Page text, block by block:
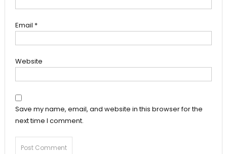
Email *
Website
Save my name, email, and website in this browser for the
next time I comment.